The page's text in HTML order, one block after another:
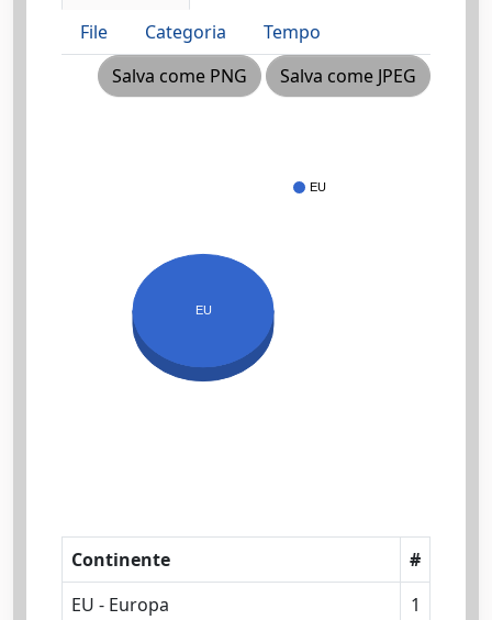
File
Categoria
Tempo
Salva come PNG
Salva come JPEG
EU
EU
Continente
#
EU - Europa
1